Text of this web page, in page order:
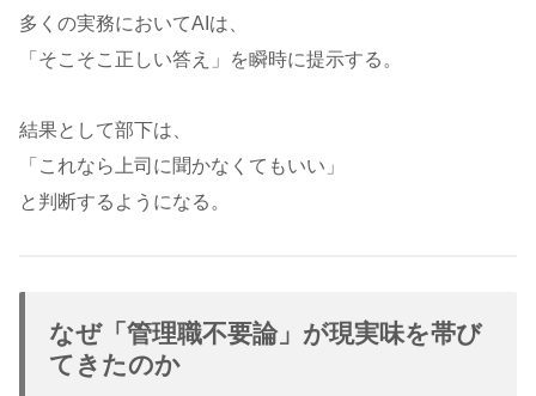
多くの実務においてAIは、
「そこそこ正しい答え」を瞬時に提示する。
結果として部下は、
「これなら上司に聞かなくてもいい」
と判断するようになる。
なぜ「管理職不要論」が現実味を帯び
てきたのか